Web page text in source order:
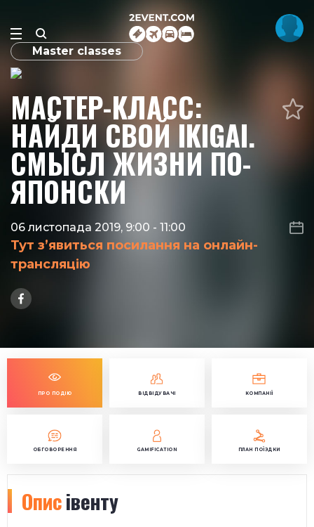
Master classes
МАСТЕР-КЛАСС:
НАЙДИ СВОЙ IKIGAI.
СМЫСЛ ЖИЗНИ ПО-
ЯПОНСКИ
06 листопада 2019, 9:00 - 11:00
Тут з’явиться посилання на онлайн-
трансляцію
ПРО ПОДІЮ ВІДВІДУВАЧІ КОМПАНІЇ
ОБГОВОРЕННЯ GAMIFICATION ПЛАН ПОЇЗДКИ
Описівенту